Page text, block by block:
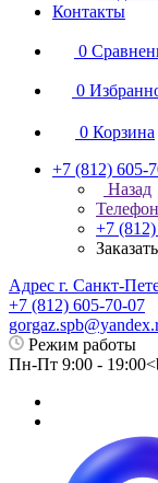
Контакты
0
0
0 Корзина
+7 (812) 605-
Назад
+7
Адрес г. Санкт-
+7 (812) 605-70-07
Режим работы
Пн-Пт 9:00 -